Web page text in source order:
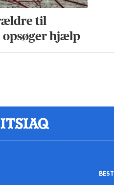
til
hjælp